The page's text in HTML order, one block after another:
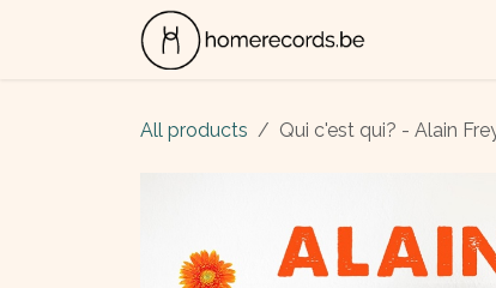
All products Qui c'est qui? - Alain